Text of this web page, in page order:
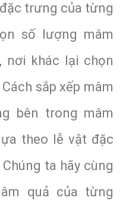
trưng của từng
số lượng mâm
nơi khác lại chọn
sắp xếp mâm
bên trong mâm
theo lễ vật đặc
ta hãy cùng
quả của từng